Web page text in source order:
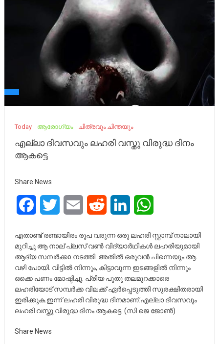
Today ആരോഗ്യം ചിത്രവും ചിന്തയും
എല്ലാ ദിവസവും ലഹരി വസ്തു വിരുദ്ധ ദിനം
ആകട്ടെ
Share News
FacebookTwitter Email Reddit LinkedIn
എതാണ്ട് രണ്ടായിരം രൂപ വരുന്ന ഒരു ലഹരി സ്റ്റാമ്പ് നാലായി
മുറിച്ചു ആ നാല് പ്ലസ് വൺ വിദ്യാര്‍ഥികള്‍ ലഹരിയുമായി
ആദ്യ സമ്പര്‍ക്കo നടത്തി. അതിൽ ഒരുവന്‍ പിന്നെയും ആ
വഴി പോയി. വീട്ടില്‍ നിന്നും, കിട്ടാവുന്ന ഇടങ്ങളില്‍ നിന്നും
ഒക്കെ പണം മോഷ്ടിച്ചു. പ്രിയ പുതു തലമുറക്കാരെ
ലഹരിയോട് സമ്പര്‍ക്ക വിലക്ക് ഏര്‍പ്പെടുത്തി സുരക്ഷിതരായി
ഇരിക്കുക.ഇന്ന് ലഹരി വിരുദ്ധ ദിനമാണ്.എല്ലാ ദിവസവും
ലഹരി വസ്തു വിരുദ്ധ ദിനം ആകട്ടെ. (സി ജെ ജോൺ)
Share News